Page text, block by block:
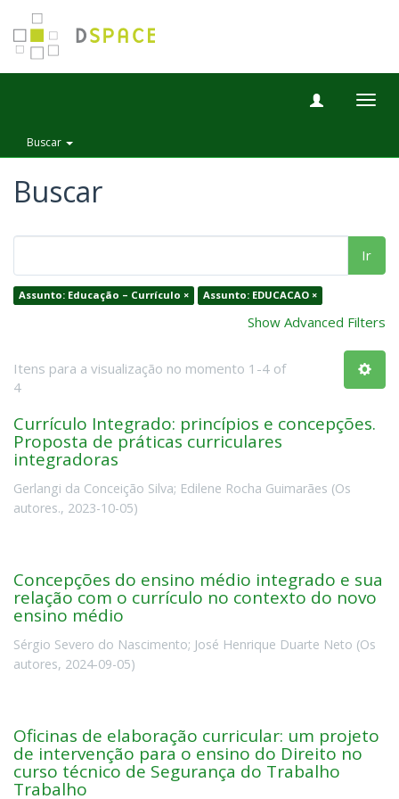
Buscar
Buscar
Ir
Assunto: Educação – Currículo × Assunto: EDUCACAO ×
Show Advanced Filters
Itens para a visualização no momento 1-4 of
4
Currículo Integrado: princípios e concepções.
Proposta de práticas curriculares
integradoras
Gerlangi da Conceição Silva; Edilene Rocha Guimarães (Os
autores., 2023-10-05)
Concepções do ensino médio integrado e sua
relação com o currículo no contexto do novo
ensino médio
Sérgio Severo do Nascimento; José Henrique Duarte Neto (Os
autores, 2024-09-05)
Oficinas de elaboração curricular: um projeto
de intervenção para o ensino do Direito no
curso técnico de Segurança do Trabalho
Trabalho